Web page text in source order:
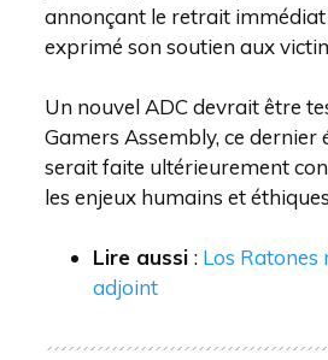
annonçant le retrait
exprimé son soutien aux
Un nouvel ADC devrait être
Gamers Assembly, ce dernier
serait faite ultérieurement
les enjeux humains et
Lire aussi : Los
adjoint